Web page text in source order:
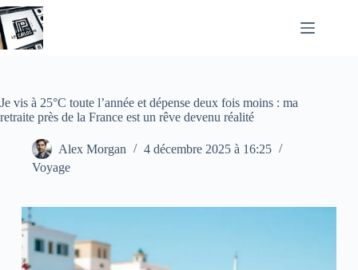
Passer
au
contenu
Je vis à 25°C toute l’année et dépense deux fois moins : ma
retraite près de la France est un rêve devenu réalité
Alex Morgan
4 décembre 2025 à 16:25
Voyage